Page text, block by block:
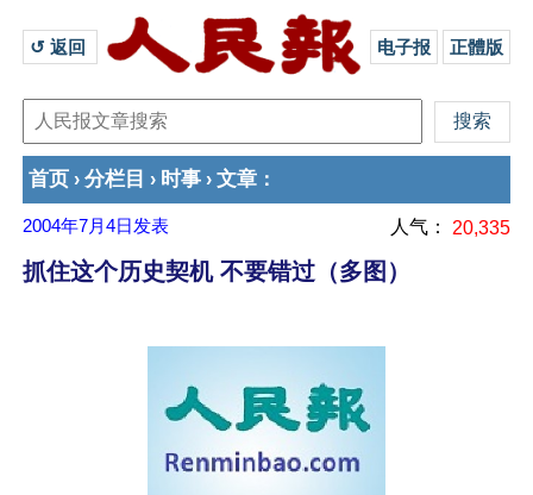
↺ 返回 电子报 正體版
首页 › 分栏目 › 时事 › 文章 ：
2004年7月4日 发表 人气： 20,335
抓住这个历史契机 不要错过（多图）